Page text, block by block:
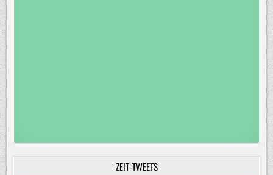
ZEIT-TWEETS